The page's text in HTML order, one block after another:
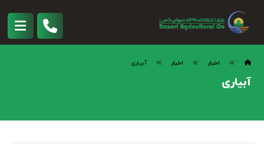
اخبار اخبار آبیاری
آبیاری